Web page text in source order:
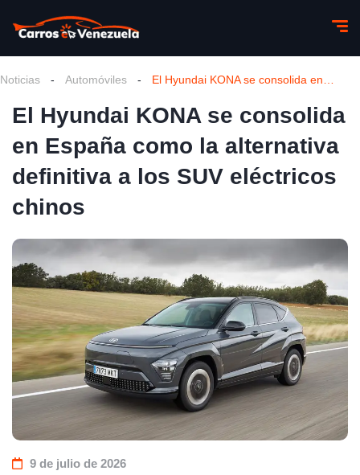
Noticias - Automóviles -
El Hyundai KONA se consolida
en España como la alternativa
definitiva a los SUV eléctricos
chinos
9 de julio de 2026